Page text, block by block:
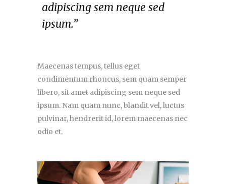
adipiscing sem neque sed
ipsum.”
Maecenas tempus, tellus eget
condimentum rhoncus, sem quam semper
libero, sit amet adipiscing sem neque sed
ipsum. Nam quam nunc, blandit vel, luctus
pulvinar, hendrerit id, lorem maecenas nec
odio et.